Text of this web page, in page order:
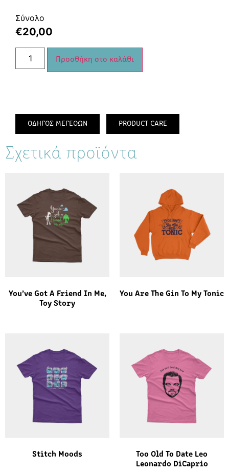
Σύνολο
€20,00
Προσθήκη στο καλάθι
ΟΔΗΓΟΣ ΜΕΓΕΘΩΝ PRODUCT CARE
Σχετικά προϊόντα
You’ve Got A Friend In Me,
Toy Story
You Are The Gin To My Tonic
Stitch Moods
Too Old To Date Leo
Leonardo DiCaprio